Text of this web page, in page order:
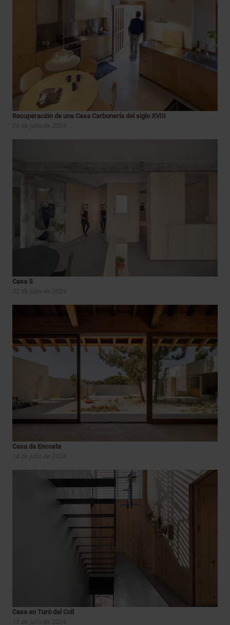
Recuperación de una Casa Carbonería del siglo XVIII
26 de julio de 2024
Casa S
22 de julio de 2024
Casa da Encosta
18 de julio de 2024
Casa en Turó del Coll
15 de julio de 2024